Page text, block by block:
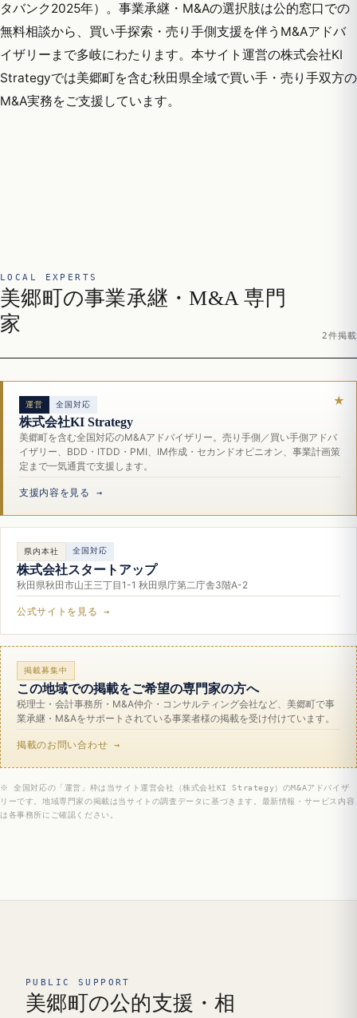
タバンク2025年）。事業承継・M&Aの選択肢は公的窓口での
無料相談から、買い手探索・売り手側支援を伴うM&Aアドバ
イザリーまで多岐にわたります。本サイト運営の株式会社KI
Strategyでは美郷町を含む秋田県全域で買い手・売り手双方の
M&A実務をご支援しています。
LOCAL EXPERTS
美郷町の事業承継・M&A 専門
家
2件掲載
運営 全国対応
株式会社KI Strategy
美郷町を含む全国対応のM&Aアドバイザリー。売り手側／買い手側アドバ
イザリー、BDD・ITDD・PMI、IM作成・セカンドオピニオン、事業計画策
定まで一気通貫で支援します。
支援内容を見る →
県内本社 全国対応
株式会社スタートアップ
秋田県秋田市山王三丁目1-1 秋田県庁第二庁舎3階A-2
公式サイトを見る →
掲載募集中
この地域での掲載をご希望の専門家の方へ
税理士・会計事務所・M&A仲介・コンサルティング会社など、美郷町で事
業承継・M&Aをサポートされている事業者様の掲載を受け付けています。
掲載のお問い合わせ →
※ 全国対応の「運営」枠は当サイト運営会社（株式会社KI Strategy）のM&Aアドバイザ
リーです。地域専門家の掲載は当サイトの調査データに基づきます。最新情報・サービス内容
は各事務所にご確認ください。
PUBLIC SUPPORT
美郷町の公的支援・相